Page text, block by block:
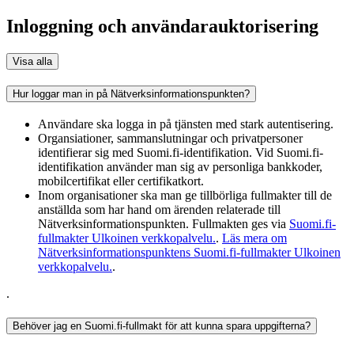
Inloggning och användarauktorisering
Visa alla
Hur loggar man in på Nätverksinformationspunkten?
Användare ska logga in på tjänsten med stark autentisering.
Organsiationer, sammanslutningar och privatpersoner
identifierar sig med Suomi.fi-identifikation. Vid Suomi.fi-
identifikation använder man sig av personliga bankkoder,
mobilcertifikat eller certifikatkort.
Inom organisationer ska man ge tillbörliga fullmakter till de
anställda som har hand om ärenden relaterade till
Nätverksinformationspunkten. Fullmakten ges via Suomi.fi-
fullmakter Ulkoinen verkkopalvelu.. Läs mera om
Nätverksinformationspunktens Suomi.fi-fullmakter Ulkoinen
verkkopalvelu..
.
Behöver jag en Suomi.fi-fullmakt för att kunna spara uppgifterna?